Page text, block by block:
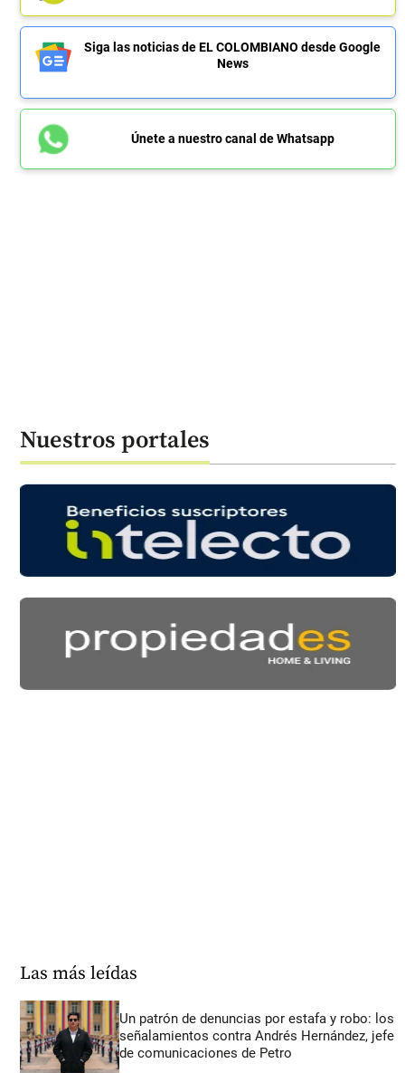
Siga las noticias de EL COLOMBIANO desde Google
News
Únete a nuestro canal de Whatsapp
Nuestros portales
Las más leídas
Un patrón de denuncias por estafa y robo: los
señalamientos contra Andrés Hernández, jefe
de comunicaciones de Petro